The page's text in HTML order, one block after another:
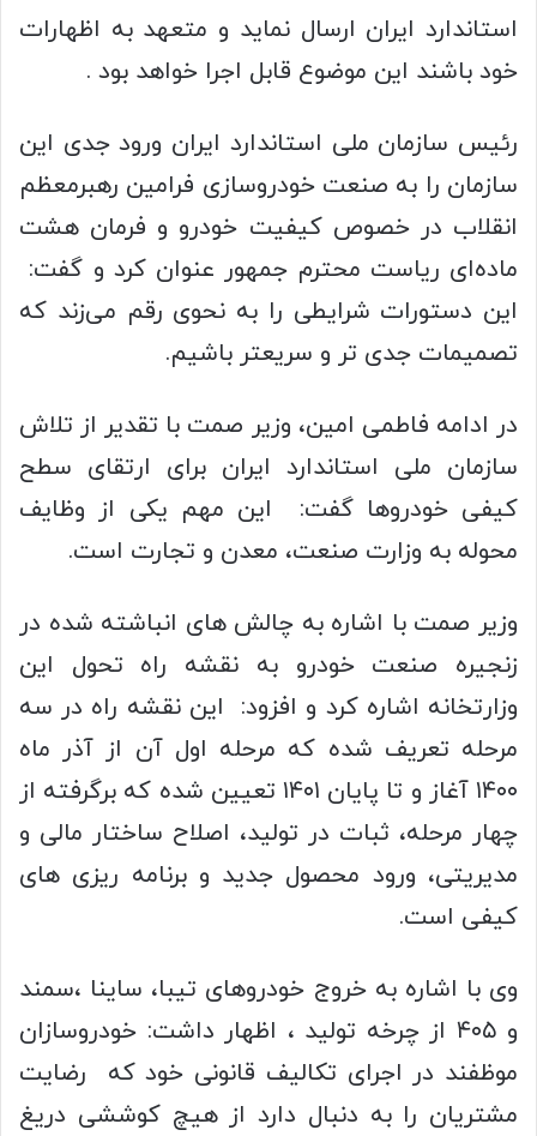
استاندارد ایران ارسال نماید و متعهد به اظهارات
خود باشند این موضوع قابل اجرا خواهد بود .
رئیس سازمان ملی استاندارد ایران ورود جدی این
سازمان را به صنعت خودروسازی فرامین رهبرمعظم
انقلاب در خصوص کیفیت خودرو و فرمان هشت
ماده‌ای ریاست محترم جمهور عنوان کرد و گفت:
این دستورات شرایطی را به نحوی رقم می‌زند که
تصمیمات جدی تر و سریعتر باشیم.
در ادامه فاطمی امین، وزیر صمت با تقدیر از تلاش
سازمان ملی استاندارد ایران برای ارتقای سطح
کیفی خودروها گفت: این مهم یکی از وظایف
محوله به وزارت صنعت، معدن و تجارت است.
وزیر صمت با اشاره به چالش های انباشته شده در
زنجیره صنعت خودرو به نقشه راه تحول این
وزارتخانه اشاره کرد و افزود: این نقشه راه در سه
مرحله تعریف شده که مرحله اول آن از آذر ماه
۱۴۰۰ آغاز و تا پایان ۱۴۰۱ تعیین شده که برگرفته از
چهار مرحله، ثبات در تولید، اصلاح ساختار مالی و
مدیریتی، ورود محصول جدید و برنامه ریزی های
کیفی است.
وی با اشاره به خروج خودروهای تیبا، ساینا ،سمند
و ۴۰۵ از چرخه تولید ، اظهار داشت: خودروسازان
موظفند در اجرای تکالیف قانونی خود که رضایت
مشتریان را به دنبال دارد از هیچ کوششی دریغ